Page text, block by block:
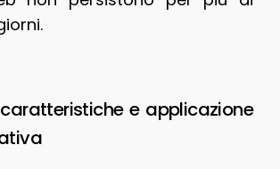
caratteristiche e applicazione